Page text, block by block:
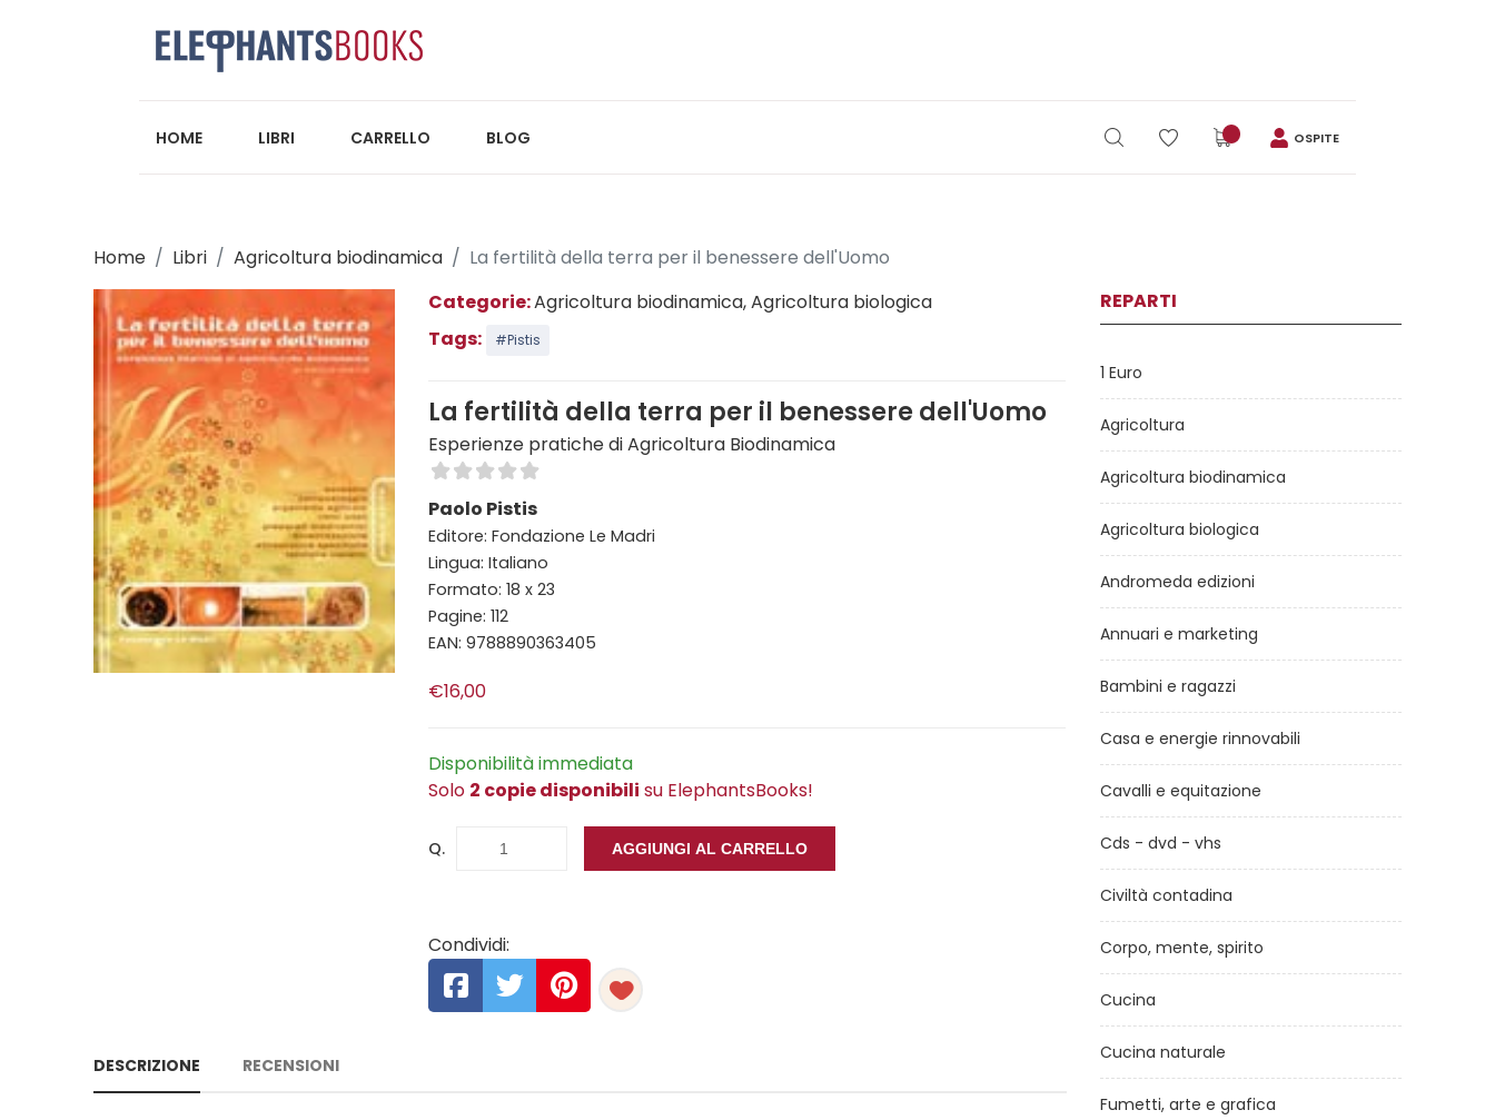
HOME LIBRI CARRELLO BLOG OSPITE
Home Libri Agricoltura biodinamica
La fertilità della terra per il benessere dell'Uomo
Categorie:Agricoltura biodinamica, Agricoltura biologica
Tags:
#Pistis
La fertilità della terra per il benessere dell'Uomo
Esperienze pratiche di Agricoltura Biodinamica
Paolo Pistis
Editore: Fondazione Le Madri
Lingua: Italiano
Formato: 18 x 23
Pagine: 112
EAN: 9788890363405
€16,00
Disponibilità immediata
Solo 2 copie disponibili su ElephantsBooks!
Q. AGGIUNGI AL CARRELLO
Condividi:
DESCRIZIONE RECENSIONI
REPARTI
1 Euro
Agricoltura
Agricoltura biodinamica
Agricoltura biologica
Andromeda edizioni
Annuari e marketing
Bambini e ragazzi
Casa e energie rinnovabili
Cavalli e equitazione
Cds - dvd - vhs
Civiltà contadina
Corpo, mente, spirito
Cucina
Cucina naturale
Fumetti, arte e grafica